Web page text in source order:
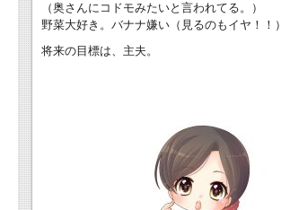
（奥さんにコドモみたいと言われてる。）
野菜大好き。バナナ嫌い（見るのもイヤ！！）
将来の目標は、主夫。